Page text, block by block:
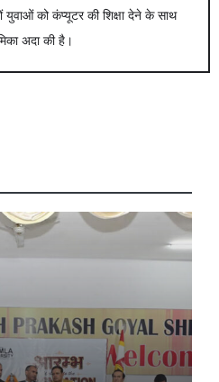
को कंप्यूटर की शिक्षा देने के साथ
अदा की है।